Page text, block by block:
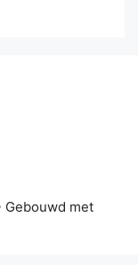
met